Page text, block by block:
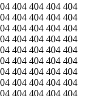
404 404 404 404
404 404 404 404
404 404 404 404
404 404 404 404
404 404 404 404
404 404 404 404
404 404 404 404
404 404 404 404
404 404 404 404